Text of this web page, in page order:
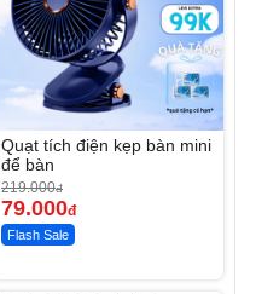
Quạt tích điện kẹp bàn mini
để bàn
219.000đ
79.000đ
Flash Sale